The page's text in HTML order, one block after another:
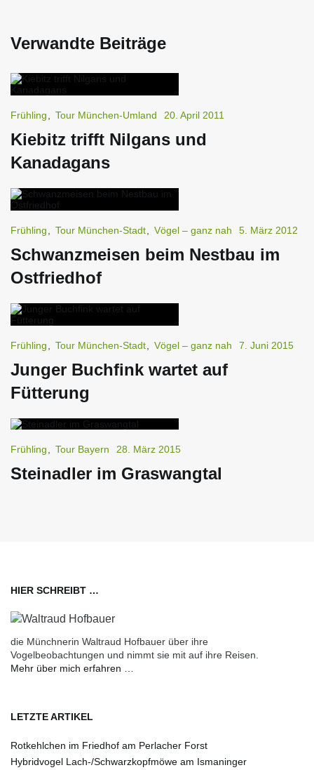
Verwandte Beiträge
Frühling Tour München-Umland 20. April 2011
Kiebitz trifft Nilgans und
Kanadagans
Frühling Tour München-Stadt Vögel – ganz nah 5. März 2012
Schwanzmeisen beim Nestbau im
Ostfriedhof
Frühling Tour München-Stadt Vögel – ganz nah 7. Juni 2015
Junger Buchfink wartet auf
Fütterung
Frühling Tour Bayern 28. März 2015
Steinadler im Graswangtal
HIER SCHREIBT …
die Münchnerin Waltraud Hofbauer über ihre
Vogelbeobachtungen und nimmt sie mit auf ihre Reisen.
Mehr über mich erfahren …
LETZTE ARTIKEL
Rotkehlchen im Friedhof am Perlacher Forst
Hybridvogel Lach-/Schwarzkopfmöwe am Ismaninger